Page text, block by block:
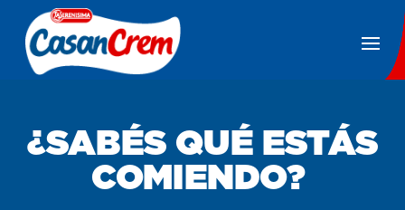
¿SABÉS QUÉ ESTÁS
COMIENDO?